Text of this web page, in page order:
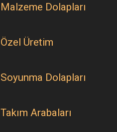
Malzeme Dolapları
Özel Üretim
Soyunma Dolapları
Takım Arabaları